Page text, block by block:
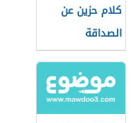
كلام حزين عن
الصداقة